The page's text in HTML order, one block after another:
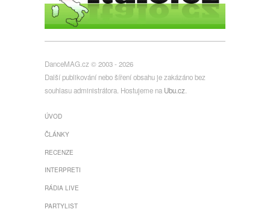
DanceMAG.cz © 2003 - 2026
Další publikování nebo šíření obsahu je zakázáno bez
souhlasu administrátora. Hostujeme na Ubu.cz.
ÚVOD
ČLÁNKY
RECENZE
INTERPRETI
RÁDIA LIVE
PARTYLIST